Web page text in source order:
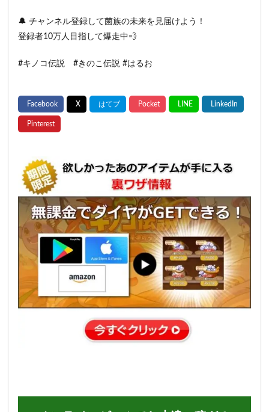
🔔 チャンネル登録して菌族の未来を見届けよう！
登録者10万人目指して爆走中💨
#キノコ伝説 #きのこ伝説 #はるお